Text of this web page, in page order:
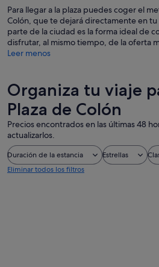
Para llegar a la plaza puedes coger el
Colón, que te dejará directamente en tu
parte de la ciudad es la forma ideal de
disfrutar, al mismo tiempo, de la oferta
Leer menos
Organiza tu viaje
Plaza de Colón
Precios encontrados en las últimas 48
actualizarlos.
Duración de la estancia Estrellas
Eliminar todos los filtros